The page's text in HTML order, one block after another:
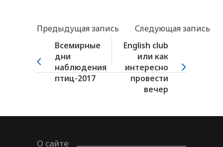
Предыдущая запись
Следующая запись
Всемирные
дни
наблюдения
птиц-2017
English club
или как
интересно
провести
вечер
О сайте